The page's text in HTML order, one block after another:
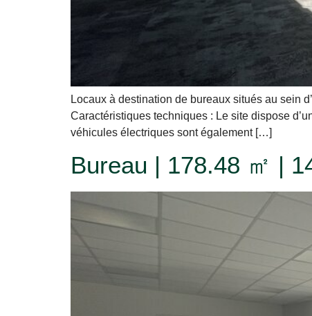
Locaux à destination de bureaux situés au sein
Caractéristiques techniques : Le site dispose
véhicules électriques sont également […]
Bureau | 178.48 ㎡ |